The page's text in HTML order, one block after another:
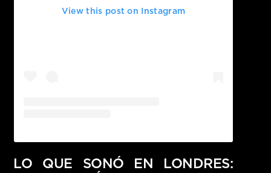
View this post on Instagram
LO QUE SONÓ EN LONDRES: